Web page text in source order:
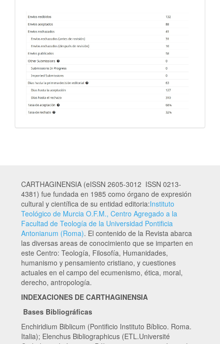
CARTHAGINENSIA (eISSN 2605-3012 ISSN 0213-
4381) fue fundada en 1985 como órgano de expresión
cultural y científica de su entidad editoria:Instituto
Teológico de Murcia O.F.M., Centro Agregado a la
Facultad de Teología de la Universidad Pontificia
Antonianum (Roma). El contenido de la Revista abarca
las diversas areas de conocimiento que se imparten en
este Centro: Teología, Filosofía, Humanidades,
humanismo y pensamiento cristiano, y cuestiones
actuales en el campo del ecumenismo, ética, moral,
derecho, antropología.
INDEXACIONES DE CARTHAGINENSIA
Bases Bibliográficas
Enchiridium Biblicum (Pontificio Instituto Bíblico. Roma.
Italia); Elenchus Bibliographicus (ETL.Université